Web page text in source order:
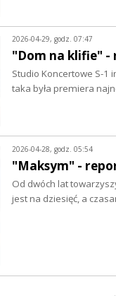
2026-04-29, godz. 07:47
"Dom na klifie" -
Studio Koncertowe S-1
taka była premiera
2026-04-28, godz. 05:54
"Maksym" -
Od dwóch lat
jest na dziesięć, a